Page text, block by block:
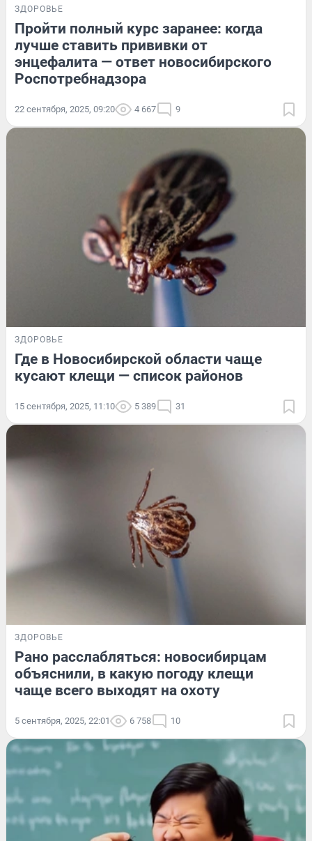
ЗДОРОВЬЕ
Пройти полный курс заранее: когда
лучше ставить прививки от
энцефалита — ответ новосибирского
Роспотребнадзора
22 сентября, 2025, 09:20 4 667 9
ЗДОРОВЬЕ
Где в Новосибирской области чаще
кусают клещи — список районов
15 сентября, 2025, 11:10 5 389 31
ЗДОРОВЬЕ
Рано расслабляться: новосибирцам
объяснили, в какую погоду клещи
чаще всего выходят на охоту
5 сентября, 2025, 22:01 6 758 10